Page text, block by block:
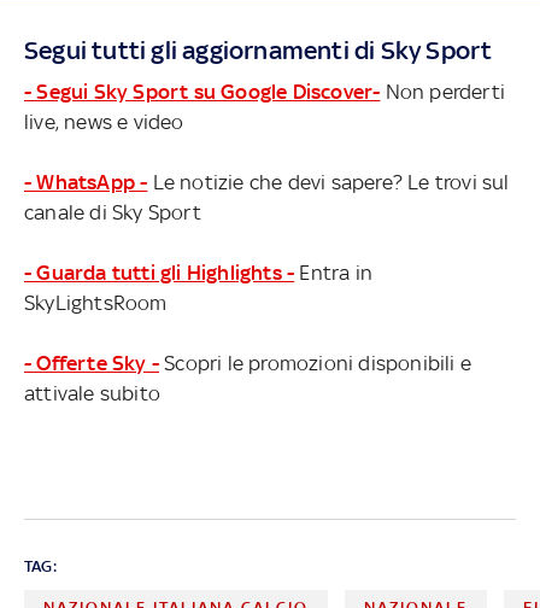
Segui tutti gli aggiornamenti di Sky Sport
- Segui Sky Sport su Google Discover- Non perderti
live, news e video
- WhatsApp - Le notizie che devi sapere? Le trovi sul
canale di Sky Sport
- Guarda tutti gli Highlights - Entra in
SkyLightsRoom
- Offerte Sky - Scopri le promozioni disponibili e
attivale subito
TAG: